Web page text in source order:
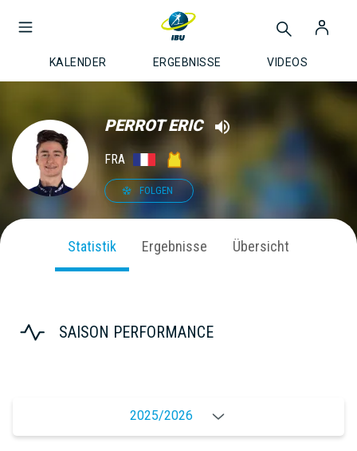
KALENDER ERGEBNISSE VIDEOS
PERROT ERIC
FRA
FOLGEN
Statistik Ergebnisse Übersicht
SAISON PERFORMANCE
2025/2026